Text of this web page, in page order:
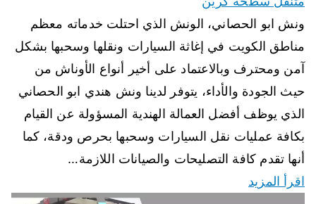
ونش ابو الحصاني، الونش الذي احتلت خدماته معظم
مناطق الكويت في إغاثة السيارات ونقلها وسحبها بشكل
آمن ومحترف وبالاعتماد على أخير أنواع الأوناش من
حيث الجودة والأداء، يتوفر لدينا ونش هندي ابو الحصاني
الذي يوظف أفضل العمالة الهندية المسؤولة عن القيام
بكافة عمليات نقل السيارات وسحبها بحرص ودقة، كما
أنها تقدم كافة التصليحات والصيانات اللازمة…
اقرأ المزيد